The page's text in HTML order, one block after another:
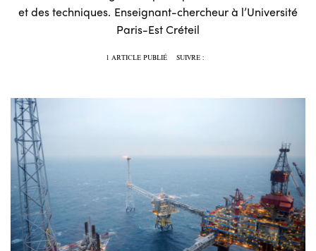
et des techniques. Enseignant-chercheur à l’Université
Paris-Est Créteil
1 ARTICLE PUBLIÉ SUIVRE :